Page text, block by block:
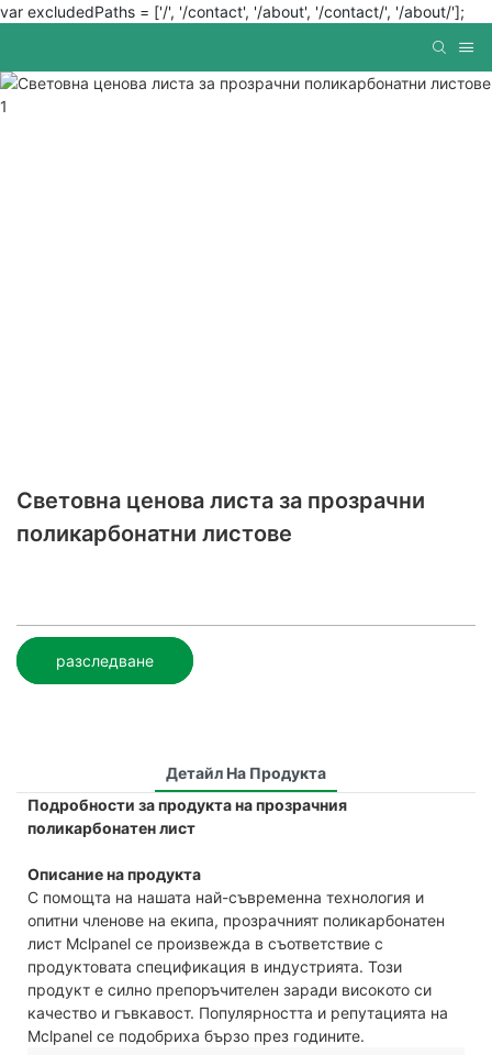
var excludedPaths = ['/', '/contact', '/about', '/contact/', '/about/'];
Световна ценова листа за прозрачни
поликарбонатни листове
разследване
Детайл На Продукта
Подробности за продукта на прозрачния
поликарбонатен лист
Описание на продукта
С помощта на нашата най-съвременна технология и
опитни членове на екипа, прозрачният поликарбонатен
лист Mclpanel се произвежда в съответствие с
продуктовата спецификация в индустрията. Този
продукт е силно препоръчителен заради високото си
качество и гъвкавост. Популярността и репутацията на
Mclpanel се подобриха бързо през годините.